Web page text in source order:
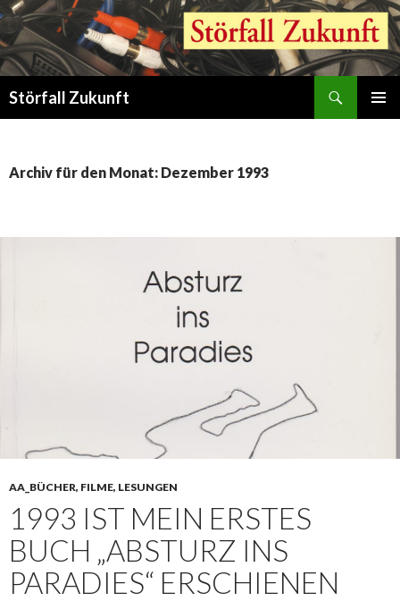
Störfall Zukunft
Archiv für den Monat: Dezember 1993
AA_BÜCHER, FILME, LESUNGEN
1993 IST MEIN ERSTES
BUCH „ABSTURZ INS
PARADIES“ ERSCHIENEN